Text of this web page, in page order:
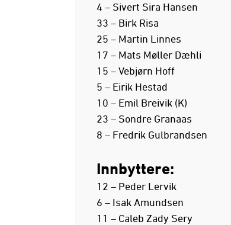
4 – Sivert Sira Hansen
33 – Birk Risa
25 – Martin Linnes
17 – Mats Møller Dæhli
15 – Vebjørn Hoff
5 – Eirik Hestad
10 – Emil Breivik (K)
23 – Sondre Granaas
8 – Fredrik Gulbrandsen
Innbyttere:
12 – Peder Lervik
6 – Isak Amundsen
11 – Caleb Zady Sery